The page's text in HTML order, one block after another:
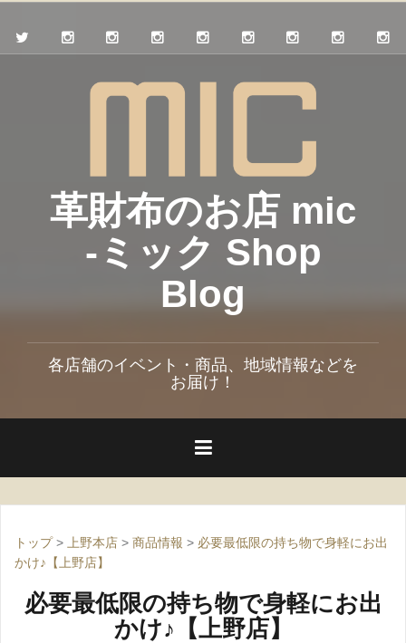
革財布のお店 mic
-ミック Shop
Blog
各店舗のイベント・商品、地域情報などを
お届け！
トップ> 上野本店 > 商品情報 > 必要最低限の持ち物で身軽にお出
かけ♪【上野店】
必要最低限の持ち物で身軽にお出
かけ♪【上野店】